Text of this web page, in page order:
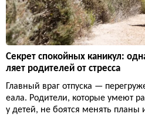
Секрет спокойных каникул:
ляет родителей от стресса
Главный враг отпуска —
еала. Родители, которые умеют
у детей, не боятся менять планы